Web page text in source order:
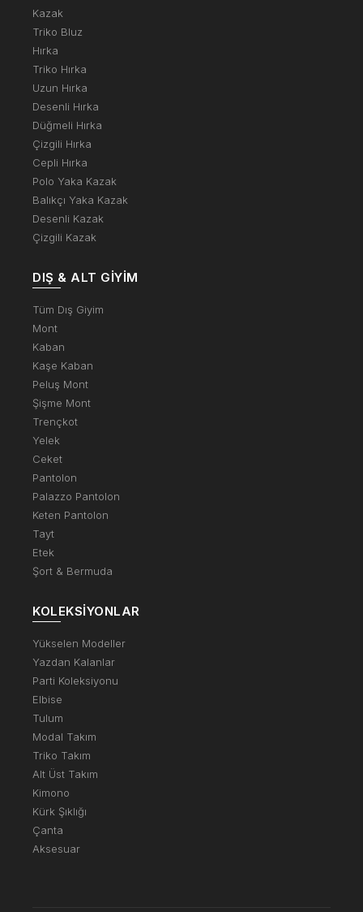
Kazak
Triko Bluz
Hırka
Triko Hırka
Uzun Hırka
Desenli Hırka
Düğmeli Hırka
Çizgili Hırka
Cepli Hırka
Polo Yaka Kazak
Balıkçı Yaka Kazak
Desenli Kazak
Çizgili Kazak
DIŞ & ALT GIYIM
Tüm Dış Giyim
Mont
Kaban
Kaşe Kaban
Peluş Mont
Şişme Mont
Trençkot
Yelek
Ceket
Pantolon
Palazzo Pantolon
Keten Pantolon
Tayt
Etek
Şort & Bermuda
KOLEKSIYONLAR
Yükselen Modeller
Yazdan Kalanlar
Parti Koleksiyonu
Elbise
Tulum
Modal Takım
Triko Takım
Alt Üst Takım
Kimono
Kürk Şıklığı
Çanta
Aksesuar